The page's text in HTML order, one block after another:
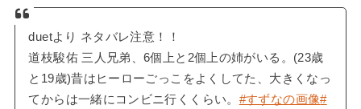
duetより ネタバレ注意！！
道枝駿佑 三人兄弟、6個上と2個上の姉がいる。(23歳
と19歳)昔はヒーローごっこをよくしてた、大きくなっ
てからは一緒にコンビニ行くくらい。 #すずなの画像#